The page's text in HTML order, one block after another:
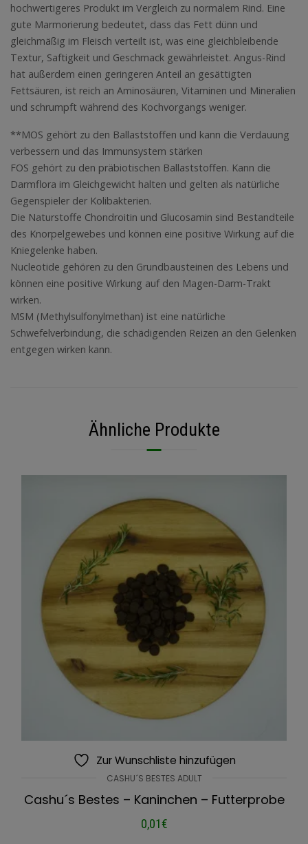
hochwertigeres Produkt im Vergleich zu normalem Rind. Eine
gute Marmorierung bedeutet, dass das Fett dünn und
gleichmäßig im Fleisch verteilt ist, was eine gleichbleibende
Textur, Saftigkeit und Geschmack gewährleistet. Angus-Rind
hat außerdem einen geringeren Anteil an gesättigten
Fettsäuren, ist reich an Aminosäuren, Vitaminen und Mineralien
und schrumpft während des Kochvorgangs weniger.
**MOS gehört zu den Ballaststoffen und kann die Verdauung
verbessern und das Immunsystem stärken
FOS gehört zu den präbiotischen Ballaststoffen. Kann die
Darmflora im Gleichgewicht halten und gelten als natürliche
Gegenspieler der Kolibakterien.
Die Naturstoffe Chondroitin und Glucosamin sind Bestandteile
des Knorpelgewebes und können eine positive Wirkung auf die
Kniegelenke haben.
Nucleotide gehören zu den Grundbausteinen des Lebens und
können eine positive Wirkung auf den Magen-Darm-Trakt
wirken.
MSM (Methylsulfonylmethan) ist eine natürliche
Schwefelverbindung, die schädigenden Reizen an den Gelenken
entgegen wirken kann.
Ähnliche Produkte
Zur Wunschliste hinzufügen
CASHU´S BESTES ADULT
Cashu´s Bestes – Kaninchen – Futterprobe
0,01€